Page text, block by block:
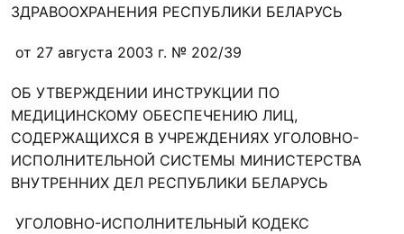
ЗДРАВООХРАНЕНИЯ РЕСПУБЛИКИ БЕЛАРУСЬ
от 27 августа 2003 г. № 202/39
ОБ УТВЕРЖДЕНИИ ИНСТРУКЦИИ ПО
МЕДИЦИНСКОМУ ОБЕСПЕЧЕНИЮ ЛИЦ,
СОДЕРЖАЩИХСЯ В УЧРЕЖДЕНИЯХ УГОЛОВНО-
ИСПОЛНИТЕЛЬНОЙ СИСТЕМЫ МИНИСТЕРСТВА
ВНУТРЕННИХ ДЕЛ РЕСПУБЛИКИ БЕЛАРУСЬ
УГОЛОВНО-ИСПОЛНИТЕЛЬНЫЙ КОДЕКС